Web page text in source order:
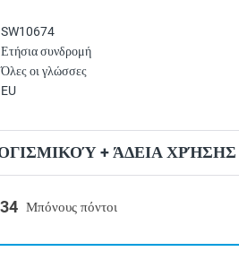
SW10674
Ετήσια συνδρομή
Όλες οι γλώσσες
EU
Μπόνους πόντοι
+ ΆΔΕΙΑ ΧΡΉΣΗΣ